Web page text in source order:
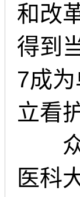
和改
得到
7成
立看
众
医科